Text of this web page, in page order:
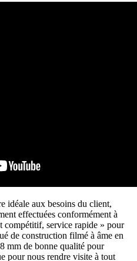
idéale aux besoins du client,
effectuées conformément à
compétitif, service rapide » pour
de construction filmé à âme en
mm de bonne qualité pour
pour nous rendre visite à tout